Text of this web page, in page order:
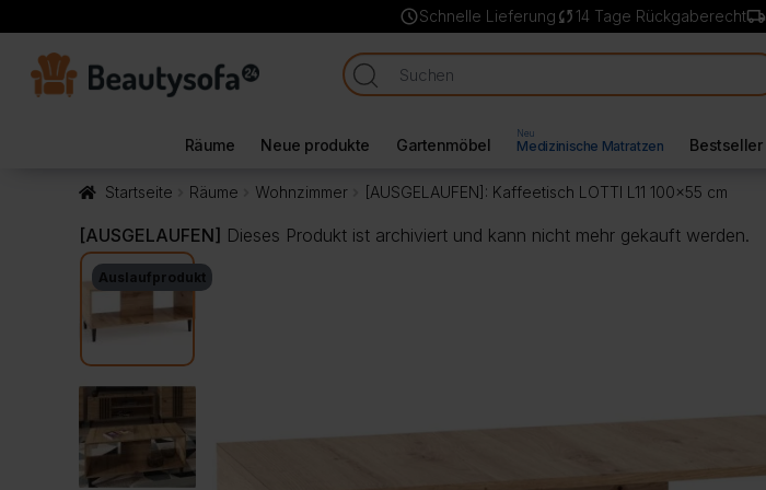
scheduleSchnelle Lieferung sync 14 Tage Rückgaberechtlocal_shipping
Räume Neue produkte Gartenmöbel
Neu
Medizinische Matratzen Bestseller
Startseite Räume Wohnzimmer [AUSGELAUFEN]: Kaffeetisch LOTTI L11 100×55 cm
[AUSGELAUFEN] Dieses Produkt ist archiviert und kann nicht mehr gekauft werden.
Auslaufprodukt